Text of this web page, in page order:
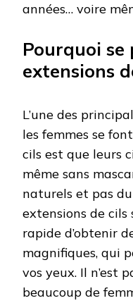
années… voire
Pourquoi se
extensions
L’une des
les femmes se
cils est que leurs
même sans
naturels et pas
extensions de cils
rapide d’obtenir
magnifiques, qui
vos yeux. Il n’est
beaucoup de